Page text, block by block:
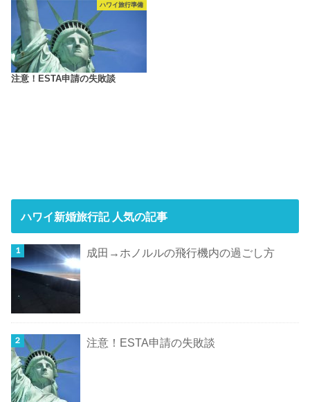
ハワイ旅行準備
注意！ESTA申請の失敗談
ハワイ新婚旅行記 人気の記事
成田→ホノルルの飛行機内の過ごし方
注意！ESTA申請の失敗談